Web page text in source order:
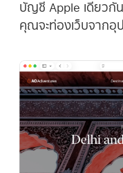
บัญชี Apple เดียวกั
คุณจะท่องเว็บจากอุ